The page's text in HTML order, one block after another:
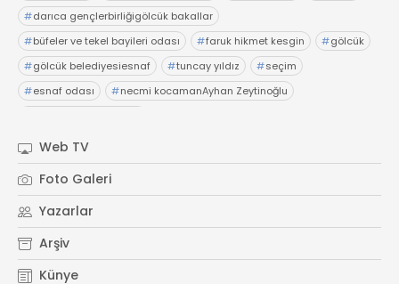
#darıca gençlerbirliğigölcük bakallar
#büfeler ve tekel bayileri odası #faruk hikmet kesgin #gölcük
#gölcük belediyesiesnaf #tuncay yıldız #seçim
#esnaf odası #necmi kocamanAyhan Zeytinoğlu
Web TV
Foto Galeri
Yazarlar
Arşiv
Künye